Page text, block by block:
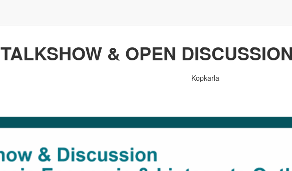
TALKSHOW & OPEN
Kopkarla